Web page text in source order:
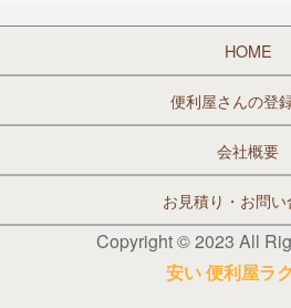
HOME
便利屋さんの登
会社概要
お見積り・お問
Copyright © 2023 All
安い 便利屋ラ